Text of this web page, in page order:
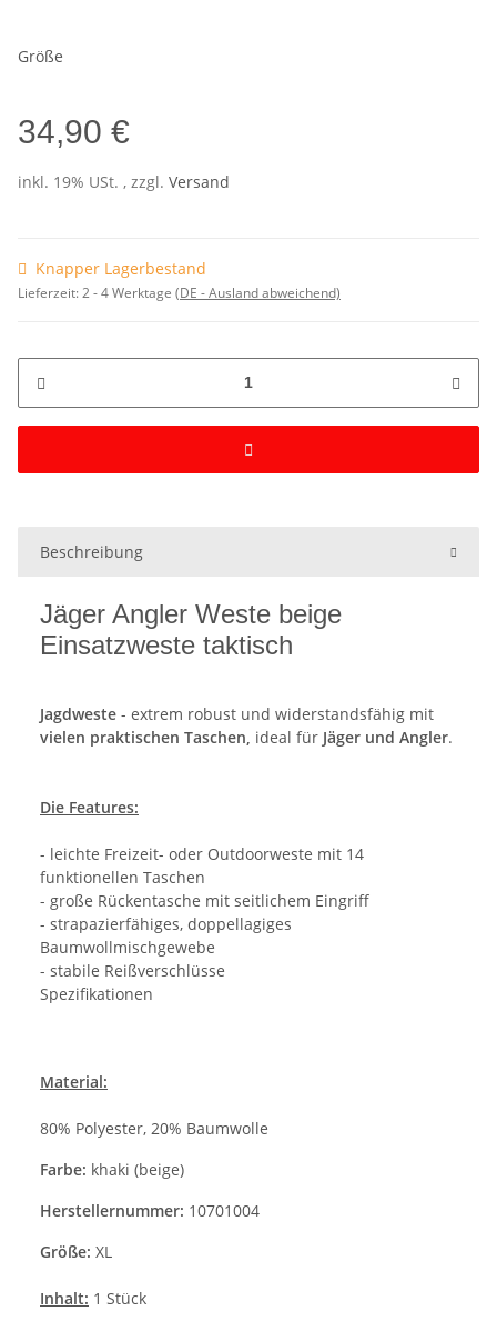
Größe
34,90 €
inkl. 19% USt. , zzgl. Versand
Knapper Lagerbestand
Lieferzeit:2 - 4 Werktage (DE - Ausland abweichend)
Beschreibung
Jäger Angler Weste beige
Einsatzweste taktisch
Jagdweste - extrem robust und widerstandsfähig mit
vielen praktischen Taschen, ideal für Jäger und Angler.
Die Features:
- leichte Freizeit- oder Outdoorweste mit 14
funktionellen Taschen
- große Rückentasche mit seitlichem Eingriff
- strapazierfähiges, doppellagiges
Baumwollmischgewebe
- stabile Reißverschlüsse
Spezifikationen
Material:
80% Polyester, 20% Baumwolle
Farbe: khaki (beige)
Herstellernummer: 10701004
Größe: XL
Inhalt: 1 Stück